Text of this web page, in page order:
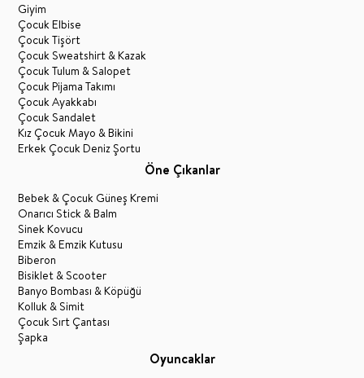
Giyim
Çocuk Elbise
Çocuk Tişört
Çocuk Sweatshirt & Kazak
Çocuk Tulum & Salopet
Çocuk Pijama Takımı
Çocuk Ayakkabı
Çocuk Sandalet
Kız Çocuk Mayo & Bikini
Erkek Çocuk Deniz Şortu
Öne Çıkanlar
Bebek & Çocuk Güneş Kremi
Onarıcı Stick & Balm
Sinek Kovucu
Emzik & Emzik Kutusu
Biberon
Bisiklet & Scooter
Banyo Bombası & Köpüğü
Kolluk & Simit
Çocuk Sırt Çantası
Şapka
Oyuncaklar